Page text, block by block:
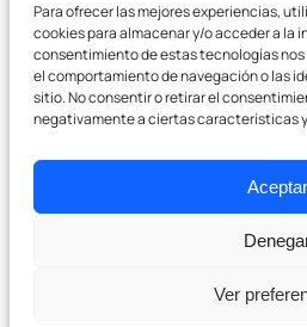
Para ofrecer las mejores experiencias,
cookies para almacenar y/o acceder a la
consentimiento de estas tecnologías
el comportamiento de navegación o las
sitio. No consentir o retirar el
negativamente a ciertas características
Aceptar
Ver
© 2025 Agencia Boutique SEO.
reservados.
Política de privacidad